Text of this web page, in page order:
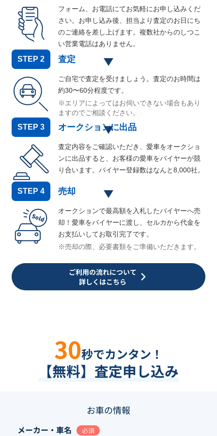
フォーム、お電話にてお気軽にお申し込みくだ
さい。お申し込み後、担当より査定のお日にち
のご連絡を差し上げます。複数社からのしつこ
い営業電話はありません。
STEP 2 査定
ご自宅で査定を受けましょう。査定のお時間は
約30〜60分程度です。
※エリアによってはお伺いできない場合もあり
ますのでご相談ください。
STEP 3 オークションに出品
査定内容をご確認いただき、愛車をオークショ
ンに出品すると、お客様の愛車をバイヤーが競
り合います。バイヤー登録数はなんと8,000社。
STEP 4 売却
オークションで最高額を入札したバイヤーへ売
却！愛車をバイヤーに渡し、セルカから代金を
お支払いしてお取引完了です。
※売却の際、必要書類をご準備いただきます。
ご利用の流れについて
詳しくはこちら
30秒でカンタン！
【無料】査定申し込み
お車の情報
メーカー・車名 必須